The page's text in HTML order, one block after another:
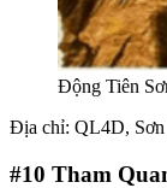
Động Tiên
Địa chỉ: QL4D,
#10 Tham